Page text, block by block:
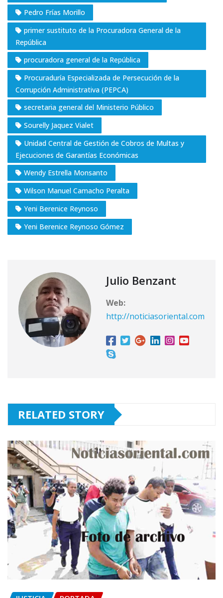
Pedro Frías Morillo
primer sustituto de la Procuradora General de la
República
procuradora general de la República
Procuraduría Especializada de Persecución de la
Corrupción Administrativa (PEPCA)
secretaria general del Ministerio Público
Sourelly Jaquez Vialet
Unidad Central de Gestión de Cobros de Multas y
Ejecuciones de Garantías Económicas
Wendy Estrella Monsanto
Wilson Manuel Camacho Peralta
Yeni Berenice Reynoso
Yeni Berenice Reynoso Gómez
Julio Benzant
Web:
http://noticiasoriental.com
RELATED STORY